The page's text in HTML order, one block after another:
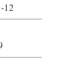
12